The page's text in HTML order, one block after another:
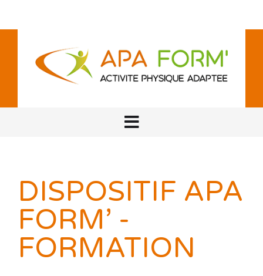
DISPOSITIF APA
FORM’ -
FORMATION